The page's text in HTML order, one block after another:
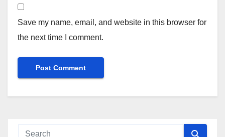
Save my name, email, and website in this browser for
the next time I comment.